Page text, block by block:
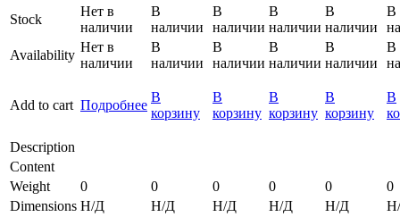
Stock
Нет в
наличии
В
наличии
В
наличии
В
наличии
В
наличии
В
Availability
Нет в
наличии
В
наличии
В
наличии
В
наличии
В
наличии
В
Add to cart Подробнее
В
корзину
В
корзину
В
корзину
В
корзину
В
Description
Content
Weight
0 0 0 0 0
0
Dimensions Н/Д Н/Д Н/Д Н/Д Н/Д